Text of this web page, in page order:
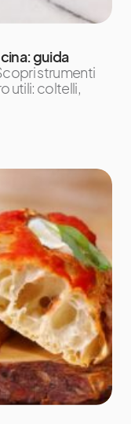
guida
strumenti
utili: coltelli,